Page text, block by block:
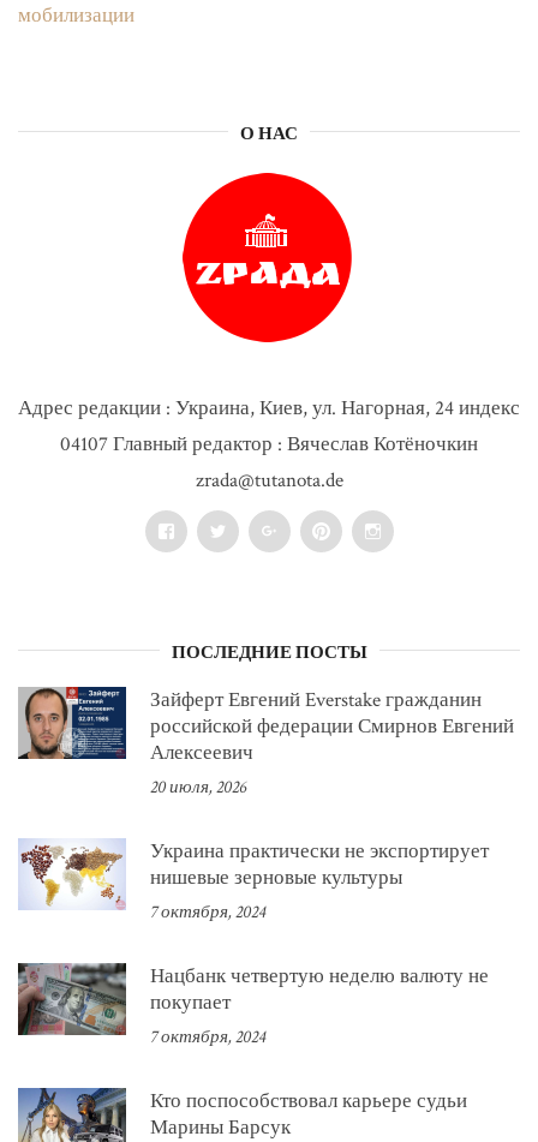
мобилизации
О НАС
Адрес редакции : Украина, Киев, ул. Нагорная, 24 индекс
04107 Главный редактор : Вячеслав Котёночкин
zrada@tutanota.de
FacebookTwitter Google+PinterestInstagram
ПОСЛЕДНИЕ ПОСТЫ
Зайферт Евгений Everstake гражданин
российской федерации Смирнов Евгений
Алексеевич
20 июля, 2026
Украина практически не экспортирует
нишевые зерновые культуры
7 октября, 2024
Нацбанк четвертую неделю валюту не
покупает
7 октября, 2024
Кто поспособствовал карьере судьи
Марины Барсук